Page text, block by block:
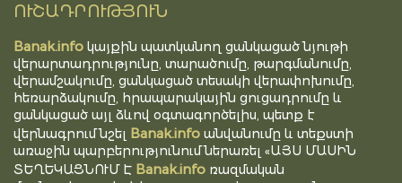
ՈՒՇԱԴՐՈՒԹՅՈՒՆ
Banak.info կայքին պատկանող ցանկացած նյութի
վերարտադրությունը, տարածումը, թարգմանումը,
վերամշակումը, ցանկացած տեսակի վերափոխումը,
հեռարձակումը, հրապարակային ցուցադրումը և
ցանկացած այլ ձևով օգտագործելիս, պետք է
վերնագրում նշել Banak.info անվանումը և տեքստի
առաջին պարբերությունում ներառել «ԱՅՍ ՄԱՍԻՆ
ՏԵՂԵԿԱՑՆՈՒՄ Է Banak.info ռազմական